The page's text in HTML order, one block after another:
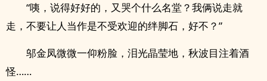
“咦，说得好好的，又哭个什么名堂？我俩说走就
走，不要让人当作是不受欢迎的绊脚石，好不？”
邬金凤微微一仰粉脸，泪光晶莹地，秋波目注着酒
怪……